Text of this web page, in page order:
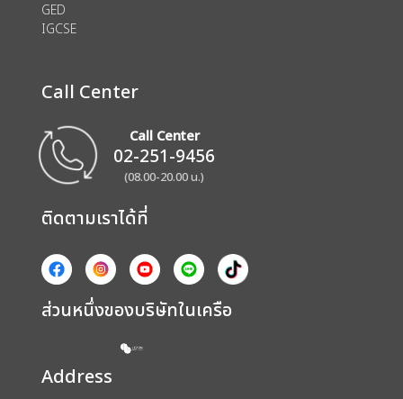
GED
IGCSE
Call Center
Call Center
02-251-9456
(08.00-20.00 น.)
ติดตามเราได้ที่
ส่วนหนึ่งของบริษัทในเครือ
Address